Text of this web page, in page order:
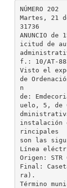
NÚMERO 202
Martes, 21
31736
ANUNCIO
icitud de
f.: 10/AT-
Visto el
de
n
de:
uelo, 5, de
instalación
rincipales
son las
Línea
Origen:
Final:
ra).
Término